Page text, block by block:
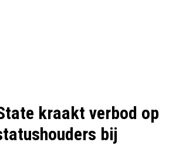
kraakt verbod op
bij